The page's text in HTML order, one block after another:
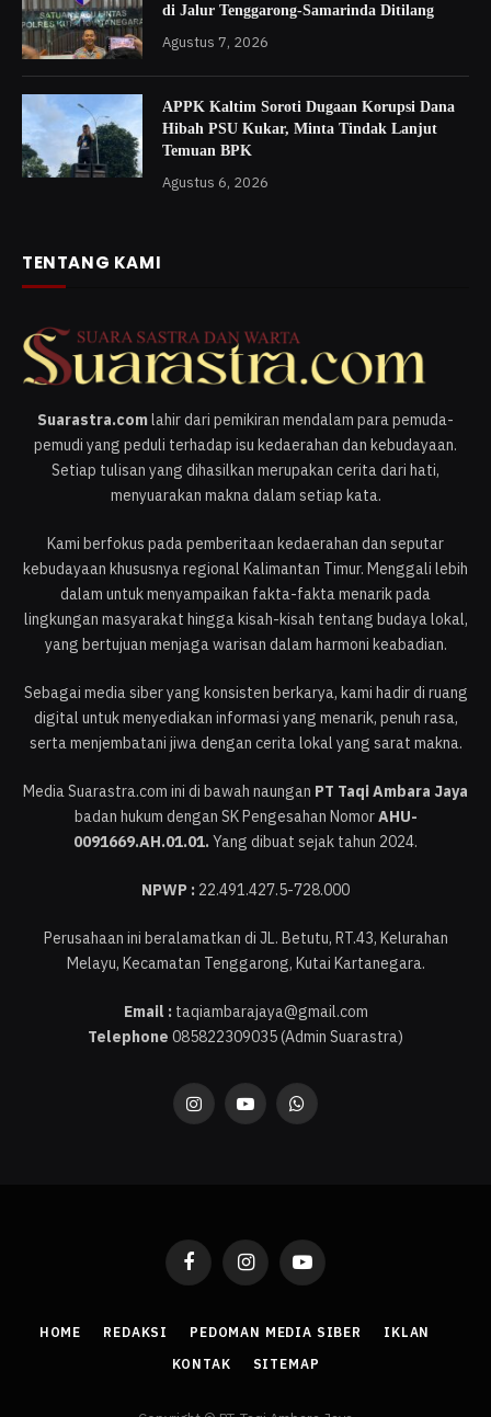
di Jalur Tenggarong-Samarinda Ditilang
Agustus 7, 2026
APPK Kaltim Soroti Dugaan Korupsi Dana
Hibah PSU Kukar, Minta Tindak Lanjut
Temuan BPK
Agustus 6, 2026
TENTANG KAMI
Suarastra.comlahir dari pemikiran mendalam para pemuda-
pemudi yang peduli terhadap isu kedaerahan dan kebudayaan.
Setiap tulisan yang dihasilkan merupakan cerita dari hati,
menyuarakan makna dalam setiap kata.
Kami berfokus pada pemberitaan kedaerahan dan seputar
kebudayaan khususnya regional Kalimantan Timur. Menggali lebih
dalam untuk menyampaikan fakta-fakta menarik pada
lingkungan masyarakat hingga kisah-kisah tentang budaya lokal,
yang bertujuan menjaga warisan dalam harmoni keabadian.
Sebagai media siber yang konsisten berkarya, kami hadir di ruang
digital untuk menyediakan informasi yang menarik, penuh rasa,
serta menjembatani jiwa dengan cerita lokal yang sarat makna.
Media Suarastra.com ini di bawah naungan PT Taqi Ambara Jaya
badan hukum dengan SK Pengesahan NomorAHU-
0091669.AH.01.01.Yang dibuat sejak tahun 2024.
NPWP : 22.491.427.5-728.000
Perusahaan ini beralamatkan di JL. Betutu, RT.43, Kelurahan
Melayu, Kecamatan Tenggarong, Kutai Kartanegara.
Email :taqiambarajaya@gmail.com
Telephone 085822309035 (Admin Suarastra)
InstagramYouTubeWhatsApp
FacebookInstagramYouTube
HOME REDAKSI PEDOMAN MEDIA SIBER
IKLAN
KONTAK
SITEMAP